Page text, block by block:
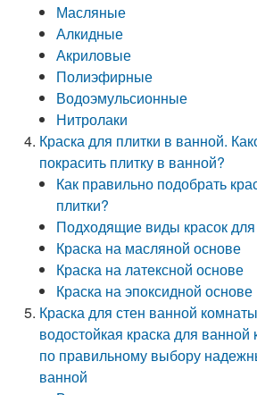
Масляные
Алкидные
Акриловые
Полиэфирные
Водоэмульсионные
Нитролаки
Краска для плитки в ванной.
покрасить плитку в ванной?
Как правильно подобрать
плитки?
Подходящие виды красок
Краска на масляной основе
Краска на латексной основе
Краска на эпоксидной основе
Краска для стен ванной
водостойкая краска для
по правильному выбору
ванной